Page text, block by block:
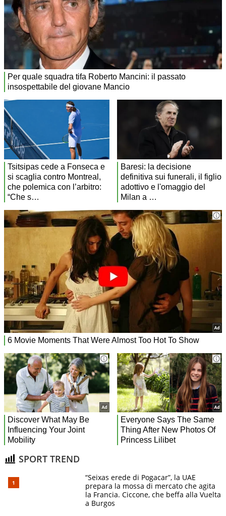
SPORT TREND
“Seixas erede di Pogacar”, la UAE
prepara la mossa di mercato che agita
la Francia. Ciccone, che beffa alla Vuelta
a Burgos